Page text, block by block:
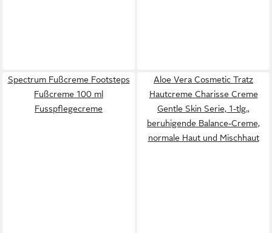
Spectrum Fußcreme Footsteps
Fußcreme 100 ml
Fusspflegecreme
Aloe Vera Cosmetic Tratz
Hautcreme Charisse Creme
Gentle Skin Serie, 1-tlg.,
beruhigende Balance-Creme,
normale Haut und Mischhaut